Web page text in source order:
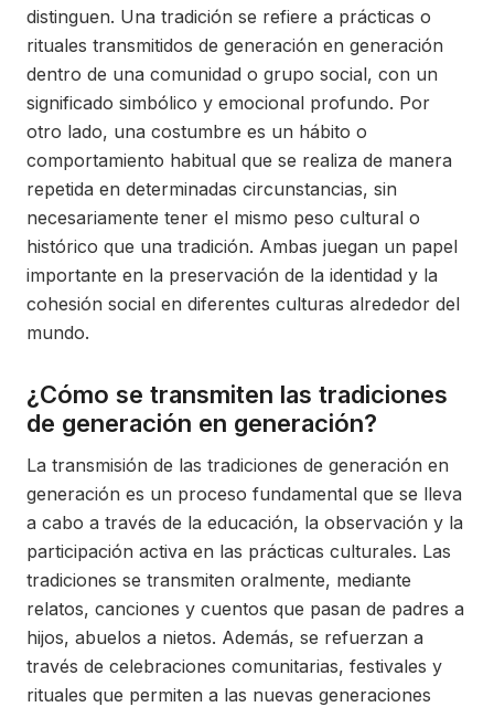
distinguen. Una tradición se refiere a prácticas o
rituales transmitidos de generación en generación
dentro de una comunidad o grupo social, con un
significado simbólico y emocional profundo. Por
otro lado, una costumbre es un hábito o
comportamiento habitual que se realiza de manera
repetida en determinadas circunstancias, sin
necesariamente tener el mismo peso cultural o
histórico que una tradición. Ambas juegan un papel
importante en la preservación de la identidad y la
cohesión social en diferentes culturas alrededor del
mundo.
¿Cómo se transmiten las tradiciones
de generación en generación?
La transmisión de las tradiciones de generación en
generación es un proceso fundamental que se lleva
a cabo a través de la educación, la observación y la
participación activa en las prácticas culturales. Las
tradiciones se transmiten oralmente, mediante
relatos, canciones y cuentos que pasan de padres a
hijos, abuelos a nietos. Además, se refuerzan a
través de celebraciones comunitarias, festivales y
rituales que permiten a las nuevas generaciones